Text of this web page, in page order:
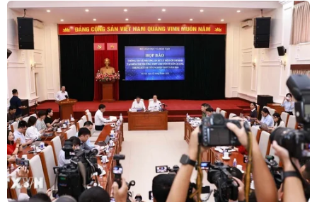
03/08/2026 00:40
Mỹ: Xả súng tại nhà hàng ở bang
Idaho khiến 10 người thương vong
02/08/2026 11:17
Mỹ: Gian lận Medicaid làm dấy lên
tranh luận về quản lý ngân sách y tế